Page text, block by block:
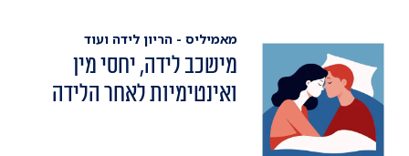
מאמיליס - הריון לידה ועוד
מישכב לידה, יחסי מין
ואינטימיות לאחר הלידה